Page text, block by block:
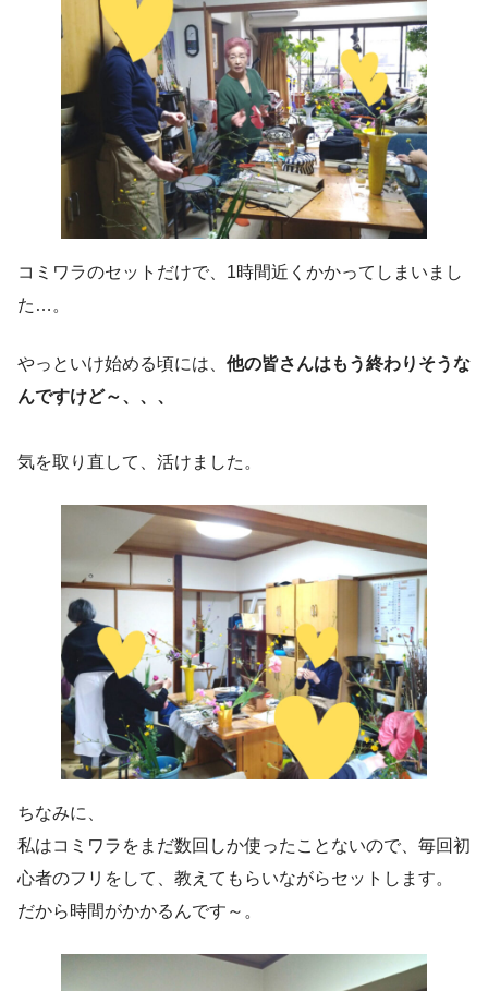
コミワラのセットだけで、1時間近くかかってしまいまし
た…。
やっといけ始める頃には、 他の皆さんはもう終わりそうな
んですけど～、、、
気を取り直して、活けました。
ちなみに、
私はコミワラをまだ数回しか使ったことないので、毎回初
心者のフリをして、教えてもらいながらセットします。
だから時間がかかるんです～。